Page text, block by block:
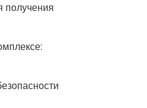
получения